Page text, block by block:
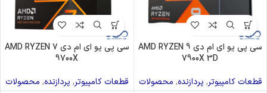
سی پی یو ای ام دی AMD RYZEN 9
7900X 3D
قطعات کامپیوتر, پردازنده, محصولات
سی پی یو ای ام دی AMD RYZEN 7
9700X
قطعات کامپیوتر, پردازنده, محصولات